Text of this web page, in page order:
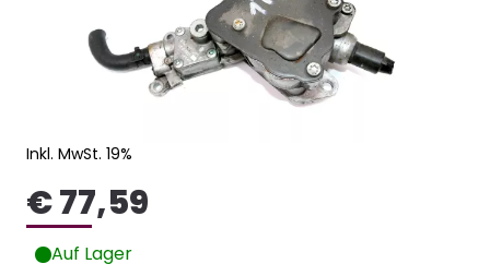
Inkl. MwSt. 19%
€ 77,59
Auf Lager